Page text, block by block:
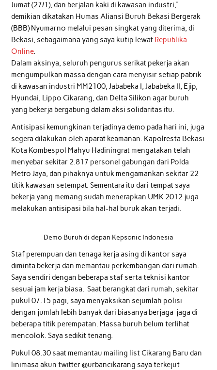
Jumat (27/1), dan berjalan kaki di kawasan industri,”
demikian dikatakan Humas Aliansi Buruh Bekasi Bergerak
(BBB) Nyumarno melalui pesan singkat yang diterima, di
Bekasi, sebagaimana yang saya kutip lewat Republika
Online.
Dalam aksinya, seluruh pengurus serikat pekerja akan
mengumpulkan massa dengan cara menyisir setiap pabrik
di kawasan industri MM2100, Jababeka I, Jababeka II, Ejip,
Hyundai, Lippo Cikarang, dan Delta Silikon agar buruh
yang bekerja bergabung dalam aksi solidaritas itu.
Antisipasi kemungkinan terjadinya demo pada hari ini, juga
segera dilakukan oleh aparat keamanan. Kapolresta Bekasi
Kota Kombespol Mahyu Hadiningrat mengatakan telah
menyebar sekitar 2.817 personel gabungan dari Polda
Metro Jaya, dan pihaknya untuk mengamankan sekitar 22
titik kawasan setempat. Sementara itu dari tempat saya
bekerja yang memang sudah menerapkan UMK 2012 juga
melakukan antisipasi bila hal-hal buruk akan terjadi.
Demo Buruh di depan Kepsonic Indonesia
Staf perempuan dan tenaga kerja asing di kantor saya
diminta bekerja dan memantau perkembangan dari rumah.
Saya sendiri dengan beberapa staf serta teknisi kantor
sesuai jam kerja biasa. Saat berangkat dari rumah, sekitar
pukul 07.15 pagi, saya menyaksikan sejumlah polisi
dengan jumlah lebih banyak dari biasanya berjaga-jaga di
beberapa titik perempatan. Massa buruh belum terlihat
mencolok. Saya sedikit tenang.
Pukul 08.30 saat memantau mailing list Cikarang Baru dan
linimasa akun twitter @urbancikarang saya terkejut